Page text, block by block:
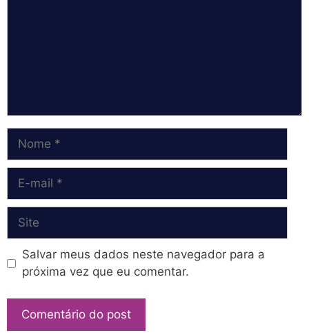
Nome
Site
Salvar meus dados neste navegador para a
próxima vez que eu comentar.